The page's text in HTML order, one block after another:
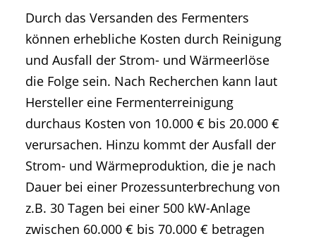
Durch das Versanden des Fermenters
können erhebliche Kosten durch Reinigung
und Ausfall der Strom- und Wärmeerlöse
die Folge sein. Nach Recherchen kann laut
Hersteller eine Fermenterreinigung
durchaus Kosten von 10.000 € bis 20.000 €
verursachen. Hinzu kommt der Ausfall der
Strom- und Wärmeproduktion, die je nach
Dauer bei einer Prozessunterbrechung von
z.B. 30 Tagen bei einer 500 kW-Anlage
zwischen 60.000 € bis 70.000 € betragen